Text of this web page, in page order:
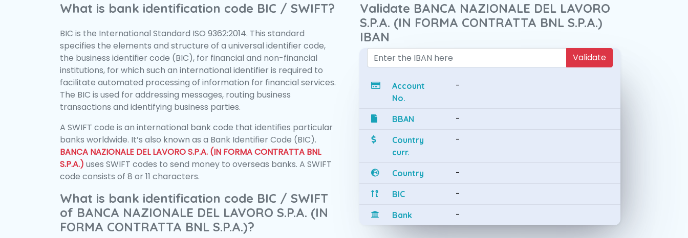
What is bank identification code BIC / SWIFT?
BIC is the International Standard ISO 9362:2014. This standard
specifies the elements and structure of a universal identifier code,
the business identifier code (BIC), for financial and non-financial
institutions, for which such an international identifier is required to
facilitate automated processing of information for financial services.
The BIC is used for addressing messages, routing business
transactions and identifying business parties.
A SWIFT code is an international bank code that identifies particular
banks worldwide. It’s also known as a Bank Identifier Code (BIC).
BANCA NAZIONALE DEL LAVORO S.P.A. (IN FORMA CONTRATTA BNL
S.P.A.) uses SWIFT codes to send money to overseas banks. A SWIFT
code consists of 8 or 11 characters.
What is bank identification code BIC / SWIFT
of BANCA NAZIONALE DEL LAVORO S.P.A. (IN
FORMA CONTRATTA BNL S.P.A.)?
Validate BANCA NAZIONALE DEL LAVORO
S.P.A. (IN FORMA CONTRATTA BNL S.P.A.)
IBAN
Validate
Account
No.
-
BBAN -
Country
curr.
-
Country -
BIC -
Bank -